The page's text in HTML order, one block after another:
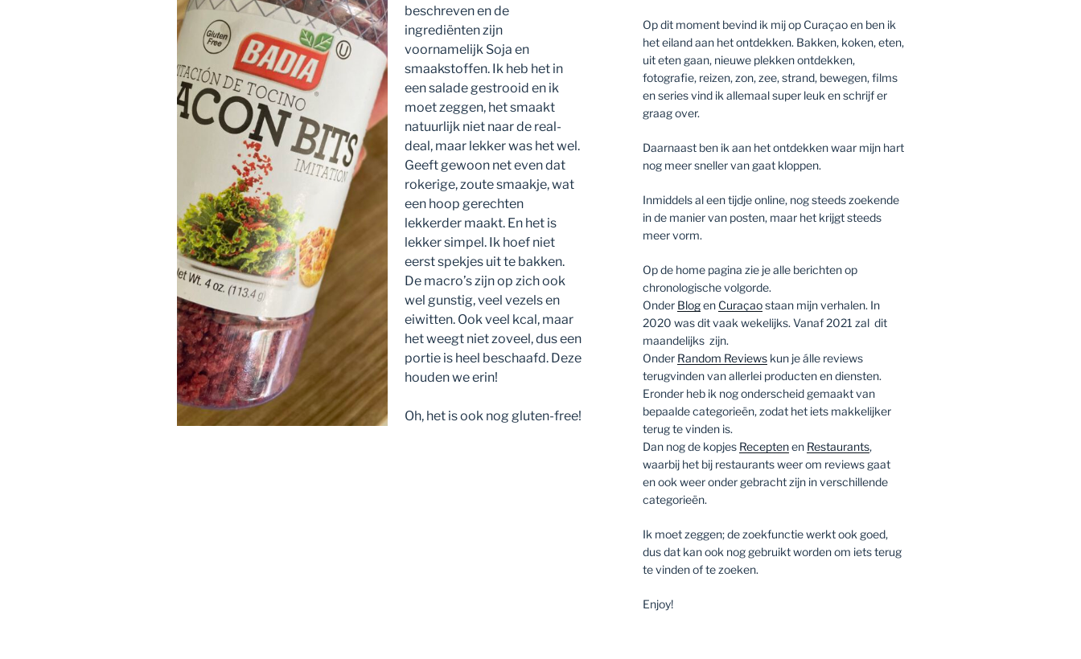
beschreven en de
ingrediënten zijn
voornamelijk Soja en
smaakstoffen. Ik heb het in
een salade gestrooid en ik
moet zeggen, het smaakt
natuurlijk niet naar de real-
deal, maar lekker was het wel.
Geeft gewoon net even dat
rokerige, zoute smaakje, wat
een hoop gerechten
lekkerder maakt. En het is
lekker simpel. Ik hoef niet
eerst spekjes uit te bakken.
De macro’s zijn op zich ook
wel gunstig, veel vezels en
eiwitten. Ook veel kcal, maar
het weegt niet zoveel, dus een
portie is heel beschaafd. Deze
houden we erin!
Oh, het is ook nog gluten-free!
Op dit moment bevind ik mij op Curaçao en ben ik
het eiland aan het ontdekken. Bakken, koken, eten,
uit eten gaan, nieuwe plekken ontdekken,
fotografie, reizen, zon, zee, strand, bewegen, films
en series vind ik allemaal super leuk en schrijf er
graag over.
Daarnaast ben ik aan het ontdekken waar mijn hart
nog meer sneller van gaat kloppen.
Inmiddels al een tijdje online, nog steeds zoekende
in de manier van posten, maar het krijgt steeds
meer vorm.
Op de home pagina zie je alle berichten op
chronologische volgorde.
Onder Blogen Curaçaostaan mijn verhalen. In
2020 was dit vaak wekelijks. Vanaf 2021 zal dit
maandelijks zijn.
Onder Random Reviewskun je álle reviews
terugvinden van allerlei producten en diensten.
Eronder heb ik nog onderscheid gemaakt van
bepaalde categorieën, zodat het iets makkelijker
terug te vinden is.
Dan nog de kopjes Receptenen Restaurants,
waarbij het bij restaurants weer om reviews gaat
en ook weer onder gebracht zijn in verschillende
categorieën.
Ik moet zeggen; de zoekfunctie werkt ook goed,
dus dat kan ook nog gebruikt worden om iets terug
te vinden of te zoeken.
Enjoy!